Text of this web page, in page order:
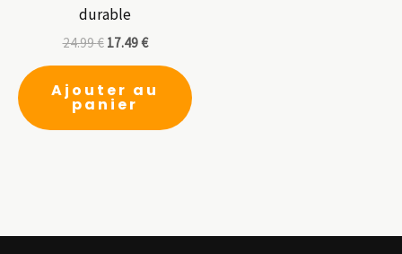
durable
24.99€ 17.49€
Ajouter au
panier